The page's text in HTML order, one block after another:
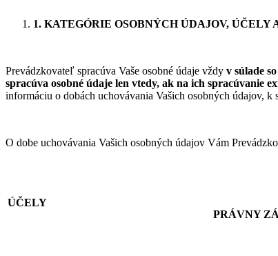
1. KATEGÓRIE OSOBNÝCH ÚDAJOV,
Prevádzkovateľ spracúva Vaše osobné údaje vždy v súlade
spracúva osobné údaje len vtedy, ak na ich spracúvanie
informáciu o dobách uchovávania Vašich osobných údajov,
O dobe uchovávania Vašich osobných údajov Vám
ÚČELY
PRÁVNY